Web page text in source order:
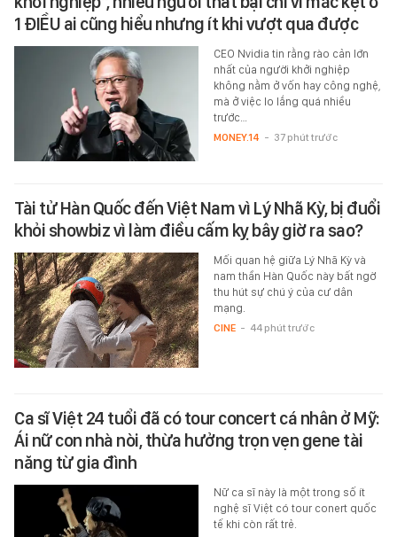
1 ĐIỀU ai cũng hiểu nhưng ít khi vượt qua được
CEO Nvidia tin rằng rào cản lớn
nhất của người khởi nghiệp
không nằm ở vốn hay công nghệ,
mà ở việc lo lắng quá nhiều
trước…
MONEY.14 - 37 phút trước
Tài tử Hàn Quốc đến Việt Nam vì Lý Nhã Kỳ, bị đuổi
khỏi showbiz vì làm điều cấm kỵ bây giờ ra sao?
Mối quan hệ giữa Lý Nhã Kỳ và
nam thần Hàn Quốc này bất ngờ
thu hút sự chú ý của cư dân
mạng.
CINE - 44 phút trước
Ca sĩ Việt 24 tuổi đã có tour concert cá nhân ở Mỹ:
Ái nữ con nhà nòi, thừa hưởng trọn vẹn gene tài
năng từ gia đình
Nữ ca sĩ này là một trong số ít
nghệ sĩ Việt có tour conert quốc
tế khi còn rất trẻ.